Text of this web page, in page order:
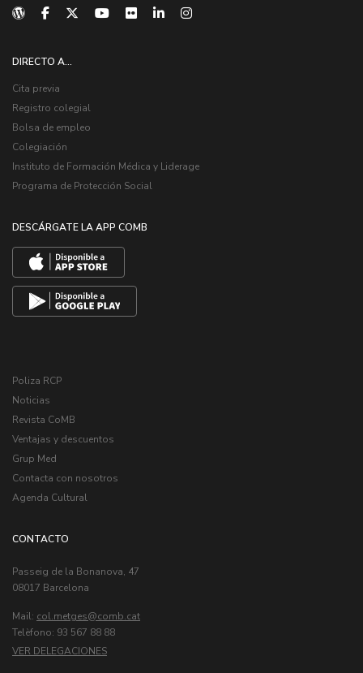
DIRECTO A...
Cita previa
Registro colegial
Bolsa de empleo
Colegiación
Instituto de Formación Médica y Liderage
Programa de Protección Social
DESCÁRGATE LA APP COMB
Poliza RCP
Noticias
Revista CoMB
Ventajas y descuentos
Grup Med
Contacta con nosotros
Agenda Cultural
CONTACTO
Passeig de la Bonanova, 47
08017 Barcelona
Mail: col.metges
Telèfono: 93 567 88 88
VER DELEGACIONES